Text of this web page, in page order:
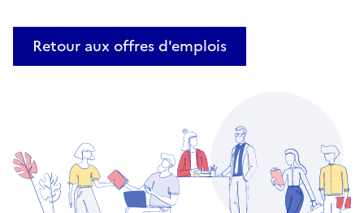
Retour aux offres d'emplois